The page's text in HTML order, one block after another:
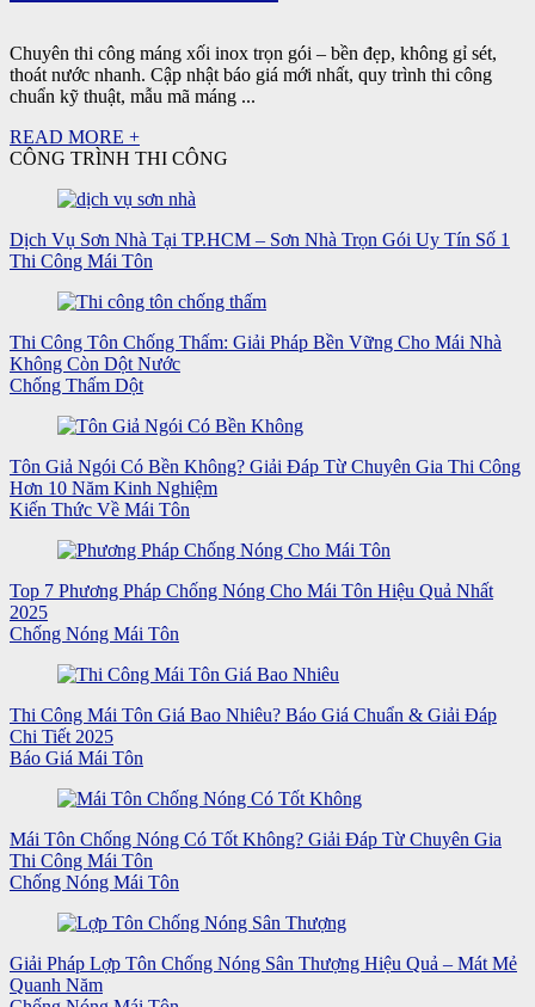
Chuyên thi công máng xối inox trọn gói – bền đẹp, không gỉ sét,
thoát nước nhanh. Cập nhật báo giá mới nhất, quy trình thi công
chuẩn kỹ thuật, mẫu mã máng ...
READ MORE +
CÔNG TRÌNH THI CÔNG
Dịch Vụ Sơn Nhà Tại TP.HCM – Sơn Nhà Trọn Gói Uy Tín Số 1
Thi Công Mái Tôn
Thi Công Tôn Chống Thấm: Giải Pháp Bền Vững Cho Mái Nhà
Không Còn Dột Nước
Chống Thấm Dột
Tôn Giả Ngói Có Bền Không? Giải Đáp Từ Chuyên Gia Thi Công
Hơn 10 Năm Kinh Nghiệm
Kiến Thức Về Mái Tôn
Top 7 Phương Pháp Chống Nóng Cho Mái Tôn Hiệu Quả Nhất
2025
Chống Nóng Mái Tôn
Thi Công Mái Tôn Giá Bao Nhiêu? Báo Giá Chuẩn & Giải Đáp
Chi Tiết 2025
Báo Giá Mái Tôn
Mái Tôn Chống Nóng Có Tốt Không? Giải Đáp Từ Chuyên Gia
Thi Công Mái Tôn
Chống Nóng Mái Tôn
Giải Pháp Lợp Tôn Chống Nóng Sân Thượng Hiệu Quả – Mát Mẻ
Quanh Năm